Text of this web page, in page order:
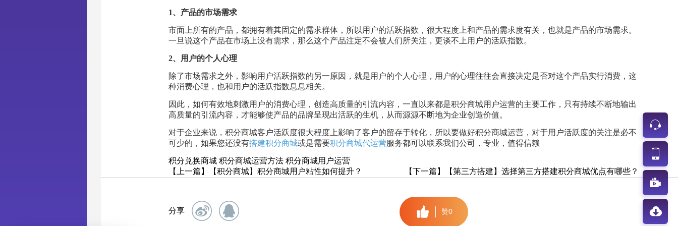
1、产品的市场需求
市面上所有的产品，都拥有着其固定的需求群体，所以用户的活跃指数，很大程度上和产品的需求度有关，也就是产品的市场需求。
一旦说这个产品在市场上没有需求，那么这个产品注定不会被人们所关注，更谈不上用户的活跃指数。
2、用户的个人心理
除了市场需求之外，影响用户活跃指数的另一原因，就是用户的个人心理，用户的心理往往会直接决定是否对这个产品实行消费，这
种消费心理，也和用户的活跃指数息息相关。
因此，如何有效地刺激用户的消费心理，创造高质量的引流内容，一直以来都是积分商城用户运营的主要工作，只有持续不断地输出
高质量的引流内容，才能够使产品的品牌呈现出活跃的生机，从而源源不断地为企业创造价值。
对于企业来说，积分商城客户活跃度很大程度上影响了客户的留存于转化，所以要做好积分商城运营，对于用户活跃度的关注是必不
可少的，如果您还没有搭建积分商城或是需要积分商城代运营服务都可以联系我们公司，专业，值得信赖
积分兑换商城 积分商城运营方法 积分商城用户运营
【上一篇】【积分商城】积分商城用户粘性如何提升？
【下一篇】【第三方搭建】选择第三方搭建积分商城优点有哪些？
分享 赞0